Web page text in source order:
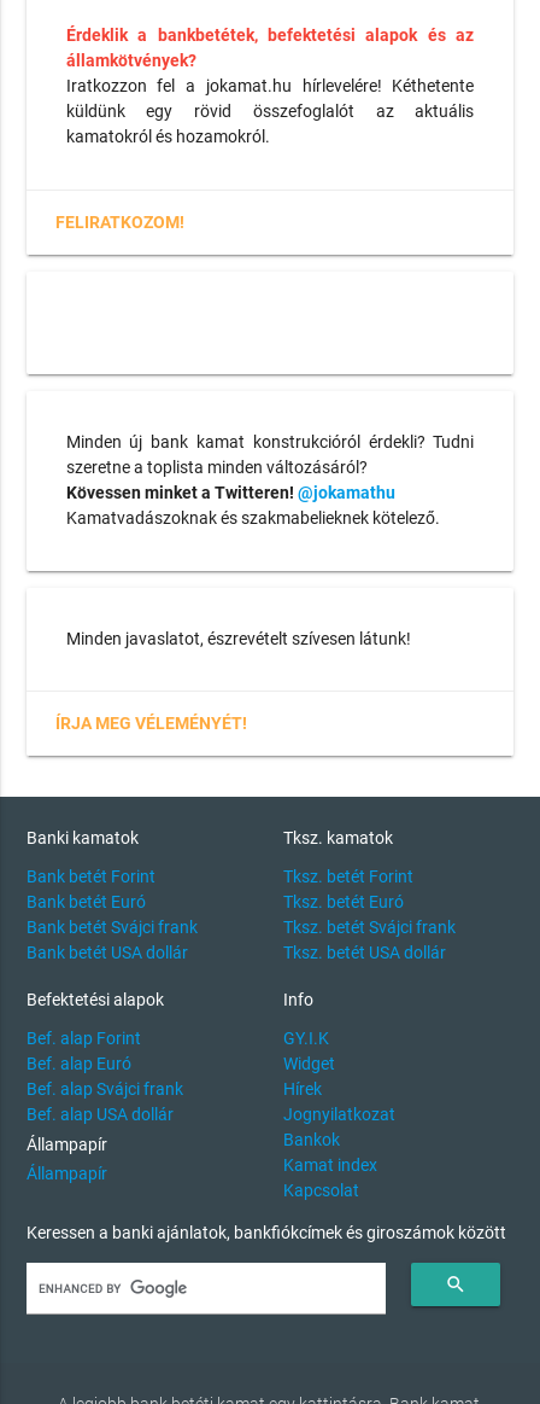
Érdeklik a bankbetétek, befektetési alapok és az
államkötvények?
Iratkozzon fel a jokamat.hu hírlevelére! Kéthetente
küldünk egy rövid összefoglalót az aktuális
kamatokról és hozamokról.
FELIRATKOZOM!
Minden új bank kamat konstrukcióról érdekli? Tudni
szeretne a toplista minden változásáról?
Kövessen minket a Twitteren! @jokamathu
Kamatvadászoknak és szakmabelieknek kötelező.
Minden javaslatot, észrevételt szívesen látunk!
ÍRJA MEG VÉLEMÉNYÉT!
Banki kamatok
Bank betét Forint
Bank betét Euró
Bank betét Svájci frank
Bank betét USA dollár
Tksz. kamatok
Tksz. betét Forint
Tksz. betét Euró
Tksz. betét Svájci frank
Tksz. betét USA dollár
Befektetési alapok
Bef. alap Forint
Bef. alap Euró
Bef. alap Svájci frank
Bef. alap USA dollár
Állampapír
Állampapír
Info
GY.I.K
Widget
Hírek
Jognyilatkozat
Bankok
Kamat index
Kapcsolat
Keressen a banki ajánlatok, bankfiókcímek és giroszámok között
search